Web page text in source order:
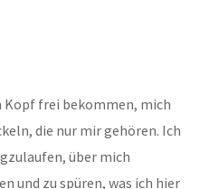
frei bekommen, mich
die nur mir gehören. Ich
über mich
und zu spüren, was ich hier